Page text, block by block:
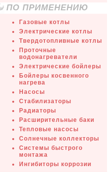
ПО ПРИМЕНЕНИЮ
Газовые котлы
Электрические котлы
Твердотопливные котлы
Проточные
водонагреватели
Электрические бойлеры
Бойлеры косвенного
нагрева
Насосы
Стабилизаторы
Радиаторы
Расширительные баки
Тепловые насосы
Солнечные коллекторы
Системы быстрого
монтажа
Ингибиторы коррозии